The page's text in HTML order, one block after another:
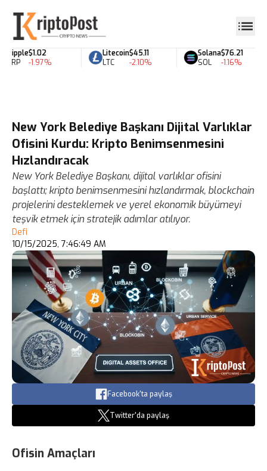
Ripple
XRP
$1.02
-1.97%
Litecoin
LTC
$45.11
-2.10%
Solana
SOL
$76.21
-1.16%
New York Belediye Başkanı Dijital Varlıklar
Ofisini Kurdu: Kripto Benimsenmesini
Hızlandıracak
New York Belediye Başkanı, dijital varlıklar ofisini
başlattı; kripto benimsenmesini hızlandırmak, blockchain
projelerini desteklemek ve yerel ekonomik büyümeyi
teşvik etmek için stratejik adımlar atılıyor.
Defi
10/15/2025, 7:46:49 AM
Facebook'ta paylaş
Twitter'da paylaş
Ofisin Amaçları